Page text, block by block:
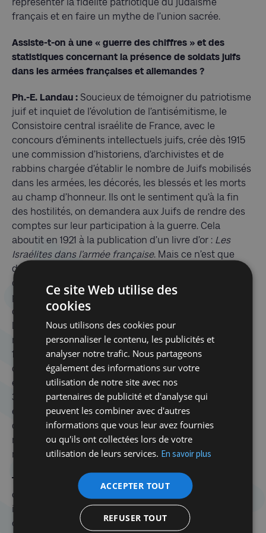
français et en faire un mythe de l’union sacrée.
Assiste-t-on à une « guerre des chiffres » et des
statistiques concernant la présence de soldats juifs
dans les armées françaises et allemandes ?
Ph.-E. Landau : Soucieux de témoigner du patriotisme
juif et inquiet de l’évolution de l’antisémitisme, le
Consistoire central israélite de France, avec le
concours d’éminents intellectuels juifs, crée dès 1915
une commission d’historiens, d’archivistes et de
rabbins chargée d’établir le nombre de Juifs mobilisés
dans les armées, les décorés, les blessés et les morts
au champ d’honneur. Ils ont le sentiment qu’à la fin
des hostilités, on demandera aux Juifs de rendre des
comptes sur leur participation à la guerre. Cela
aboutit en 1921 à la publication d’un livre d’or : Les
Israélites dans l’armée française. Mais ce n’est que
dans les années ’30, et plus particulièrement à partir
de 1934, lorsque l’extrême droite devient plus
puissante, que la question du nombre de soldats juifs
dans les armées françaises fait l’objet de polémiques.
Les mouvements d’extrême droite ne cessent de
minimiser le nombre de soldats juifs mobilisés entre
1914 et 1918. Ainsi pourl’Action française, il n’y aurait
que 1.350 soldats juifs morts au front. Ce chiffre est
évidemment faux, car selon mes calculs, sur environ
35.000 soldats juifs mobilisés, plus de 4.650 d’entre
eux sont tués. Face à ces accusations mensongères
de l’extrême droite, les communautés juives
réagissent de manière légaliste en rappelant le
nombre de morts juifs.
T. Grady :
En 1916, le haut commandement allemand
organise un recensement des Juifs dans l’armée
impériale. Chaque commandant d’unité doit indiquer
combien de Juifs sont sous ses ordres dans les
Ce site Web utilise des
cookies
Nous utilisons des cookies pour
personnaliser le contenu, les publicités et
analyser notre trafic. Nous partageons
également des informations sur votre
utilisation de notre site avec nos
partenaires de publicité et d'analyse qui
peuvent les combiner avec d'autres
informations que vous leur avez fournies
ou qu'ils ont collectées lors de votre
utilisation de leurs services. En savoir plus
ACCEPTER TOUT
REFUSER TOUT